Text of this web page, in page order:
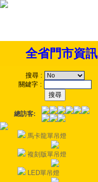
全省門市資訊
搜尋 :
關鍵字 :
總訪客:
馬卡龍單吊燈
複刻版單吊燈
LED單吊燈